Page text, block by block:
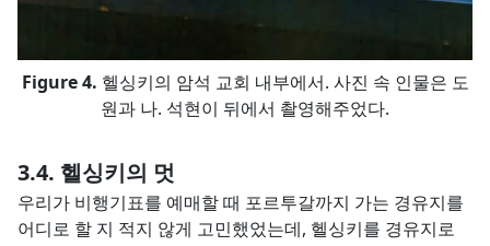
헬싱키의 암석 교회 내부에서. 사진 속 인물은 도
원과 나. 석현이 뒤에서 촬영해주었다.
헬싱키의 멋
우리가 비행기표를 예매할 때 포르투갈까지 가는 경유지를
어디로 할 지 적지 않게 고민했었는데, 헬싱키를 경유지로